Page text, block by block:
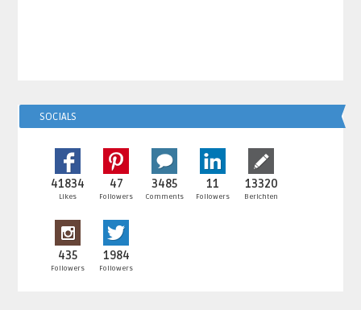
SOCIALS
41834
Likes
47
Followers
3485
Comments
11
Followers
13320
Berichten
435
Followers
1984
Followers